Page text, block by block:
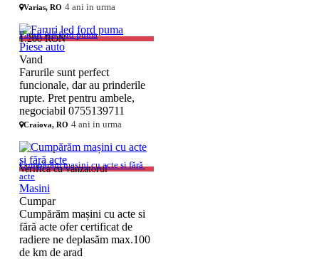
Varias, RO 4 ani in urma
1.200 RON
Faruri led ford puma
Piese auto
Vand
Farurile sunt perfect
funcionale, dar au prinderile
rupte. Pret pentru ambele,
negociabil 0755139711
Craiova, RO 4 ani in urma
Verifica cu vanzatorul
Cumpărăm mașini cu acte si fără
acte
Masini
Cumpar
Cumpărăm mașini cu acte si
fără acte ofer certificat de
radiere ne deplasăm max.100
de km de arad